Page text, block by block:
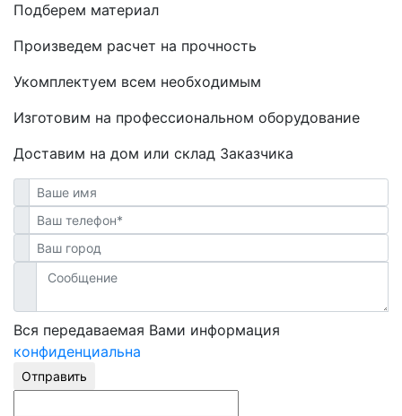
Подберем материал
Произведем расчет на прочность
Укомплектуем всем необходимым
Изготовим на профессиональном оборудование
Доставим на дом или склад Заказчика
Вся передаваемая Вами информация
конфиденциальна
Отправить